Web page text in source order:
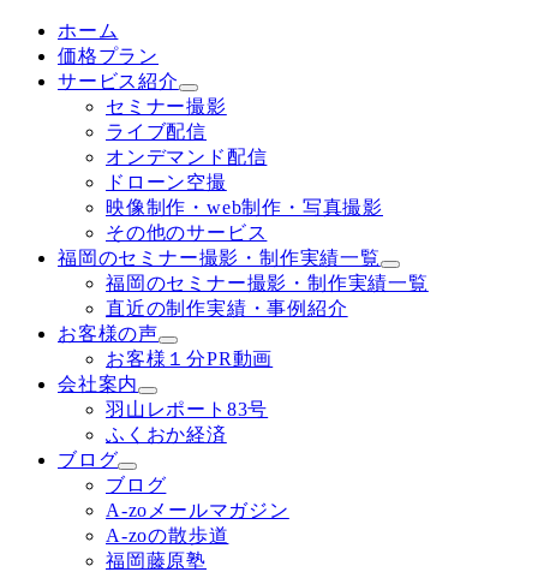
ホーム
価格プラン
サービス紹介
セミナー撮影
ライブ配信
オンデマンド配信
ドローン空撮
映像制作・web制作・写真撮影
その他のサービス
福岡のセミナー撮影・制作実績一覧
福岡のセミナー撮影・制作実績一覧
直近の制作実績・事例紹介
お客様の声
お客様１分PR動画
会社案内
羽山レポート83号
ふくおか経済
ブログ
ブログ
A-zoメールマガジン
A-zoの散歩道
福岡藤原塾